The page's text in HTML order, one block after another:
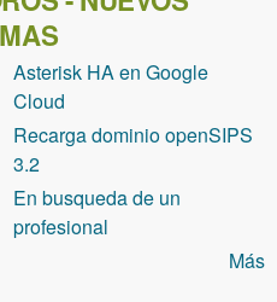
Asterisk HA en Google
Cloud
Recarga dominio openSIPS
3.2
En busqueda de un
profesional
Más